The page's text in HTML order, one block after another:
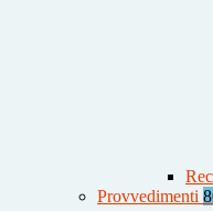
Provvedimenti